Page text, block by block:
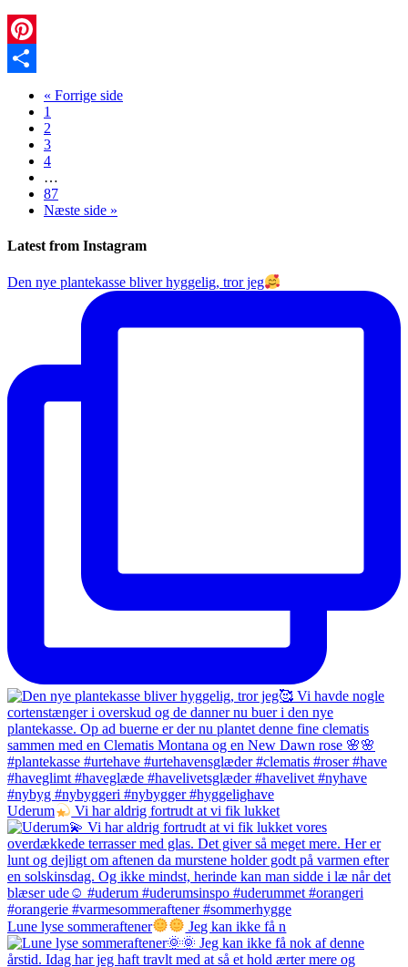
Pinterest
« Forrige side
1
2
3
4
…
87
Næste side »
Latest from Instagram
Den nye plantekasse bliver hyggelig, tror jeg
Uderum Vi har aldrig fortrudt at vi fik lukket
Lune lyse sommeraftener Jeg kan ikke få n